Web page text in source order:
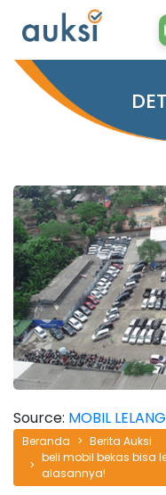
Beranda
Berita Auksi
beli mobil bekas bisa
alasannya!
Source: MOBIL